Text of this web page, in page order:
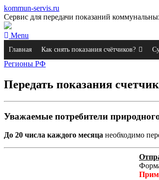
kommun-servis.ru
Сервис для передачи показаний
Menu
Главная Как снять показания счётчиков?
Регионы РФ
Передать показания
Уважаемые потребители
До 20 числа каждого месяца необходимо